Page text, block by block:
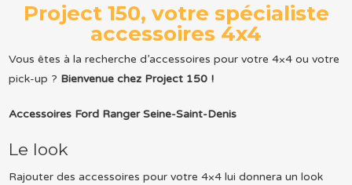
Project 150, votre spécialiste
accessoires 4x4
Vous êtes à la recherche d’accessoires pour votre 4×4 ou votre
pick-up ? Bienvenue chez Project 150 !
Accessoires Ford Ranger Seine-Saint-Denis
Le look
Rajouter des accessoires pour votre 4×4 lui donnera un look